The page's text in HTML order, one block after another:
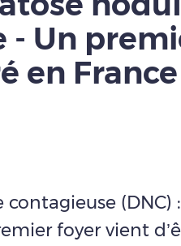
- Un
en France
(DNC)
foyer vient